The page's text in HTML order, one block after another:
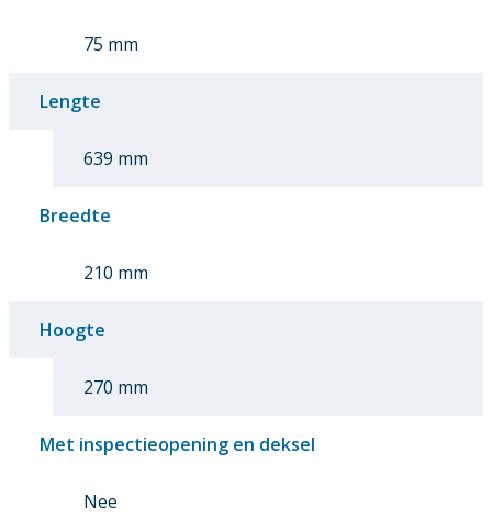
75 mm
Lengte
639 mm
Breedte
210 mm
Hoogte
270 mm
Met inspectieopening en deksel
Nee